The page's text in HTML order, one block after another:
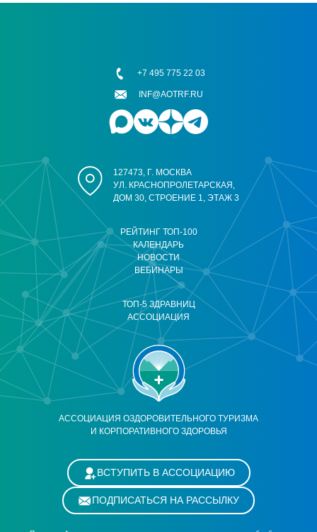
АССОЦИАЦИЯ ОЗДОРОВИТЕЛЬНОГО ТУРИЗМА
И КОРПОРАТИВНОГО ЗДОРОВЬЯ
РЕЙТИНГ ТОП-100
КАЛЕНДАРЬ
НОВОСТИ
ВЕБИНАРЫ
ТОП-5 ЗДРАВНИЦ
АССОЦИАЦИЯ
127473, Г. МОСКВА
УЛ. КРАСНОПРОЛЕТАРСКАЯ,
ДОМ 30, СТРОЕНИЕ 1, ЭТАЖ 3
+7 495 775 22 03
INF@AOTRF.RU
ВСТУПИТЬ В АССОЦИАЦИЮ
ПОДПИСАТЬСЯ НА РАССЫЛКУ